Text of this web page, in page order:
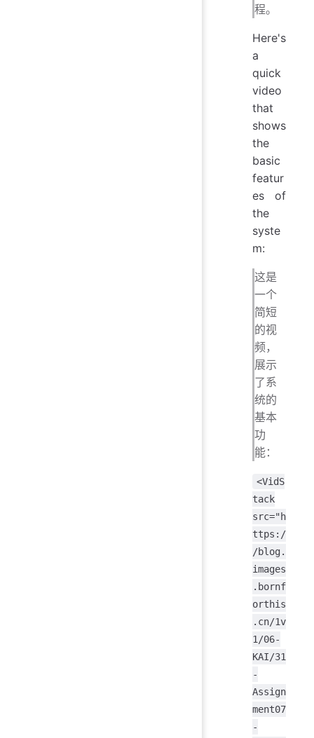
程。
Here's
a
quick
video
that
shows
the
basic
featur
es of
the
syste
m:
这是
一个
简短
的视
频，
展示
了系
统的
基本
功
能：
<VidS
tack
src="h
ttps:/
/blog.
images
.bornf
orthis
.cn/1v
1/06-
KAI/31
-
Assign
ment07
-